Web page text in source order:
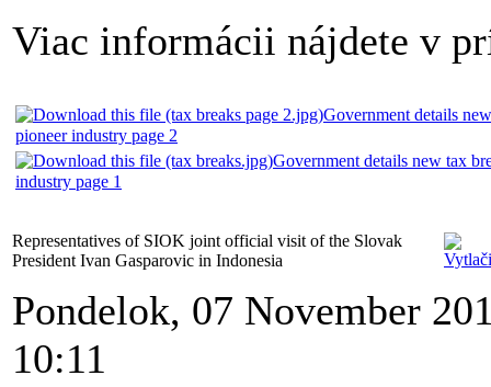
Viac informácii nájdete v
Government details
pioneer industry page 2
Government details new tax
industry page 1
Representatives of SIOK joint official visit of the Slovak
President Ivan Gasparovic in Indonesia
Pondelok, 07 November
10:11